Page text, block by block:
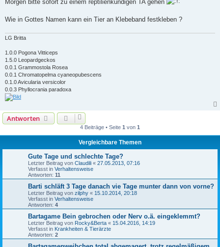
t
a
g
Morgen bitte sofort zu einem reptilienkundigen TA gehen
Wie in Gottes Namen kann ein Tier an Klebeband festkleben ?
LG Britta
1.0.0 Pogona Vitticeps
1.5.0 Leopardgeckos
0.0.1 Grammostola Rosea
0.0.1 Chromatopelma cyaneopubescens
0.1.0 Avicularia versicolor
0.0.3 Phyllocrania paradoxa
Antworten
4 Beiträge • Seite 1 von 1
Vergleichbare Themen
Gute Tage und schlechte Tage?
Letzter Beitrag von Claudili « 27.05.2013, 07:16
Verfasst in Verhaltensweise
Antworten: 11
Barti schläft 3 Tage danach vie Tage munter dann von vorne?
Letzter Beitrag von zilphy « 15.10.2014, 20:18
Verfasst in Verhaltensweise
Antworten: 4
Bartagame Bein gebrochen oder Nerv o.ä. eingeklemmt?
Letzter Beitrag von Rocky&Berta « 15.04.2016, 14:19
Verfasst in Krankheiten & Tierärzte
Antworten: 2